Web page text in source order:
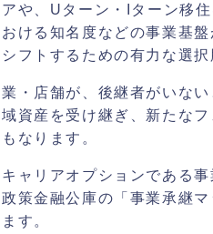
や、Uターン・Iターン移
ける知名度などの事業基
フトするための有力な選択
・店舗が、後継者がいな
資産を受け継ぎ、新たな
なります。
ャリアオプションである
策金融公庫の「事業承継
す。